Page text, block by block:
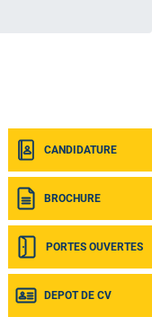
CANDIDATURE
BROCHURE
PORTES OUVERTES
DEPOT DE CV